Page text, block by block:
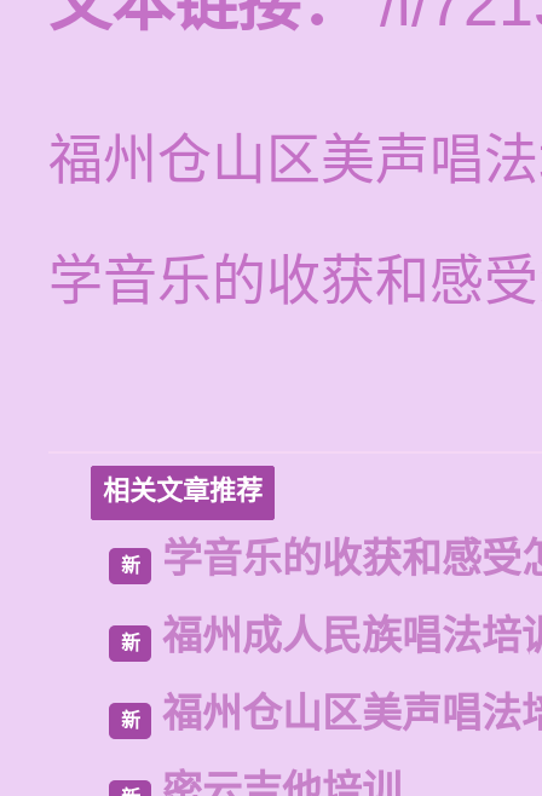
福州仓山区美声唱
学音乐的收获和感
相关文章推荐
新 学音乐的收获和感受
新 福州成人民族唱法培
新 福州仓山区美声唱法